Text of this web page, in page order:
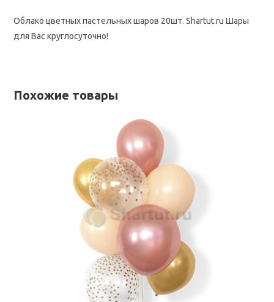
Облако цветных пастельных шаров 20шт. Shartut.ru Шары
для Вас круглосуточно!
Похожие товары